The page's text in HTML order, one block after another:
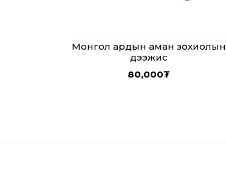
Монгол ардын аман зохиолын
дээжис
80,000₮